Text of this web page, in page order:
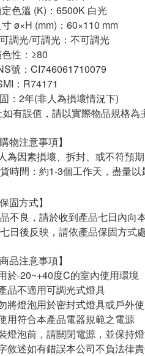
色溫 (K)：6500K 白光
ø×H (mm)：60×110 mm
調光/可調光：不可調光
性：≥80
號：CI746061710079
：R74171
：2年(非人為損壞情況下)
如有誤值，請以實際物品規格為
物注意事項】
為因素損壞、拆封、或不符預
時間：約1-3個工作天，盡量以
固方式】
不良，請於收到產品七日內向
日後反映，請依產品保固方式
品注意事項】
於-20~+40度C的室內使用環境
品不適用可調光式燈具
將燈泡用於密封式燈具或戶外
用符合本產品電器規範之電源
燈泡前，請關閉電源，並保持
敘述如有錯誤本公司不負法律